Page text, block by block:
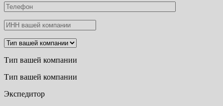
Тип вашей компании
Тип вашей компании
Экспедитор